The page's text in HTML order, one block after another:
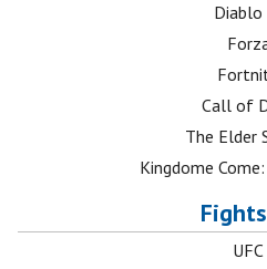
Diablo
Call of
The Elder
Kingdome
UFC